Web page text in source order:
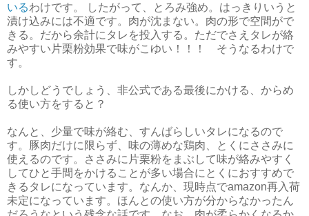
いるわけです。 したがって、とろみ強め。はっきりいうと
漬け込みには不適です。肉が沈まない。肉の形で空間がで
きる。だから余計にタレを投入する。ただでさえタレが絡
みやすい片栗粉効果で味がこゆい！！！ そうなるわけで
す。
しかしどうでしょう、非公式である最後にかける、からめ
る使い方をすると？
なんと、少量で味が絡む、すんばらしいタレになるので
す。豚肉だけに限らず、味の薄めな鶏肉、とくにささみに
使えるのです。ささみに片栗粉をまぶして味が絡みやすく
してひと手間をかけることが多い場合にとくにおすすめで
きるタレになっています。なんか、現時点でamazon再入荷
未定になっています。ほんとの使い方が分からなかったん